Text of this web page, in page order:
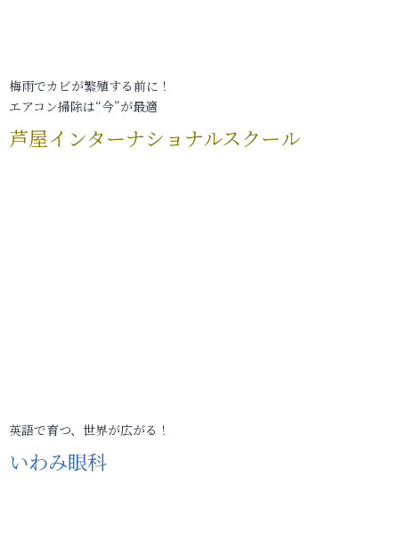
梅雨でカビが繁殖する前に！
エアコン掃除は“今”が最適
芦屋インターナショナルスクール
英語で育つ、世界が広がる！
いわみ眼科